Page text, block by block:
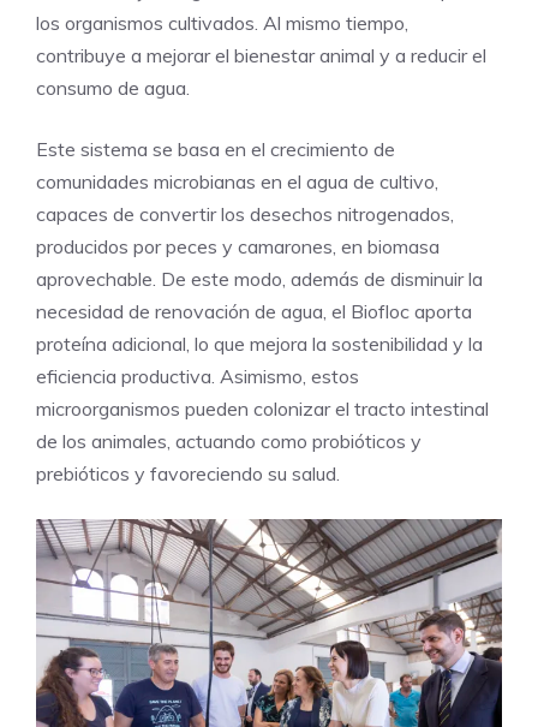
los organismos cultivados. Al mismo tiempo,
contribuye a mejorar el bienestar animal y a reducir el
consumo de agua.
Este sistema se basa en el crecimiento de
comunidades microbianas en el agua de cultivo,
capaces de convertir los desechos nitrogenados,
producidos por peces y camarones, en biomasa
aprovechable. De este modo, además de disminuir la
necesidad de renovación de agua, el Biofloc aporta
proteína adicional, lo que mejora la sostenibilidad y la
eficiencia productiva. Asimismo, estos
microorganismos pueden colonizar el tracto intestinal
de los animales, actuando como probióticos y
prebióticos y favoreciendo su salud.